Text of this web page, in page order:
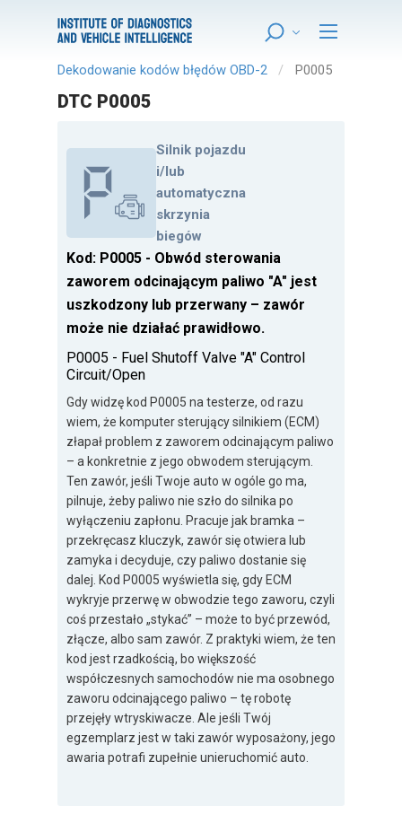
Dekodowanie kodów błędów OBD-2 P0005
DTC P0005
Silnik pojazdu
i/lub
automatyczna
skrzynia
biegów
Kod: P0005 - Obwód sterowania
zaworem odcinającym paliwo "A" jest
uszkodzony lub przerwany – zawór
może nie działać prawidłowo.
P0005 - Fuel Shutoff Valve "A" Control
Circuit/Open
Gdy widzę kod P0005 na testerze, od razu
wiem, że komputer sterujący silnikiem (ECM)
złapał problem z zaworem odcinającym paliwo
– a konkretnie z jego obwodem sterującym.
Ten zawór, jeśli Twoje auto w ogóle go ma,
pilnuje, żeby paliwo nie szło do silnika po
wyłączeniu zapłonu. Pracuje jak bramka –
przekręcasz kluczyk, zawór się otwiera lub
zamyka i decyduje, czy paliwo dostanie się
dalej. Kod P0005 wyświetla się, gdy ECM
wykryje przerwę w obwodzie tego zaworu, czyli
coś przestało „stykać” – może to być przewód,
złącze, albo sam zawór. Z praktyki wiem, że ten
kod jest rzadkością, bo większość
współczesnych samochodów nie ma osobnego
zaworu odcinającego paliwo – tę robotę
przejęły wtryskiwacze. Ale jeśli Twój
egzemplarz jest w taki zawór wyposażony, jego
awaria potrafi zupełnie unieruchomić auto.